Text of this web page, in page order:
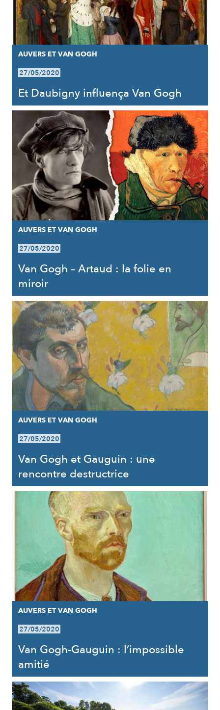
AUVERS ET VAN GOGH
27/05/2020
Et Daubigny influença Van Gogh
AUVERS ET VAN GOGH
27/05/2020
Van Gogh – Artaud : la folie en
miroir
AUVERS ET VAN GOGH
27/05/2020
Van Gogh et Gauguin : une
rencontre destructrice
AUVERS ET VAN GOGH
27/05/2020
Van Gogh-Gauguin : l’impossible
amitié